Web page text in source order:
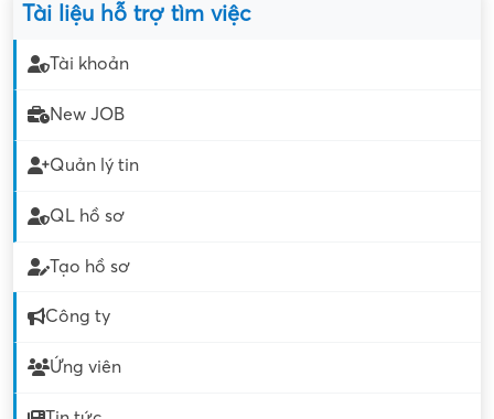
Tài liệu hỗ trợ tìm việc
Tài khoản
New JOB
Quản lý tin
QL hồ sơ
Tạo hồ sơ
Công ty
Ứng viên